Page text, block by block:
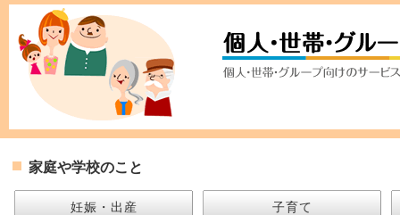
家庭や学校のこと
妊娠・出産 子育て